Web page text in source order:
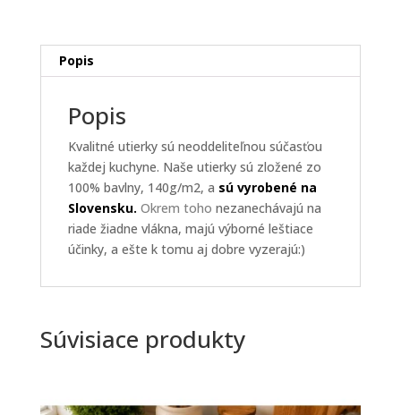
Popis
Popis
Kvalitné utierky sú neoddeliteľnou súčasťou
každej kuchyne. Naše utierky sú zložené zo
100% bavlny, 140g/m2, a sú vyrobené na
Slovensku. Okrem toho nezanechávajú na
riade žiadne vlákna, majú výborné leštiace
účinky, a ešte k tomu aj dobre vyzerajú:)
Súvisiace produkty